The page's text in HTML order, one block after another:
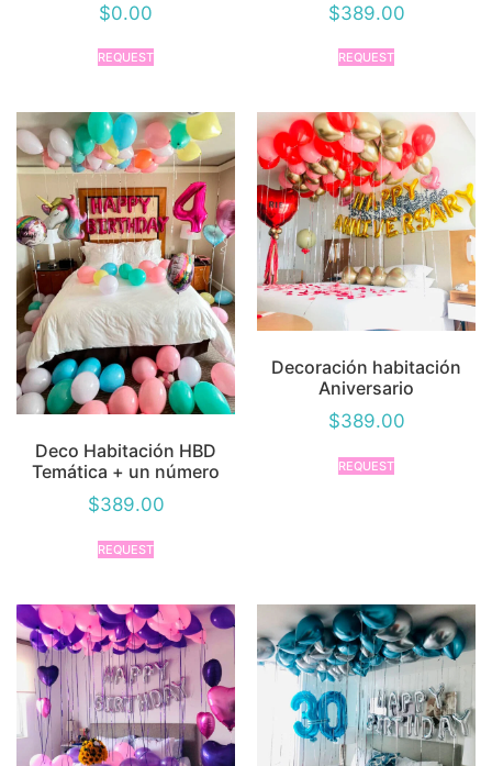
$0.00
REQUEST
$389.00
REQUEST
Deco Habitación HBD
Temática + un número
$389.00
REQUEST
Decoración habitación
Aniversario
$389.00
REQUEST